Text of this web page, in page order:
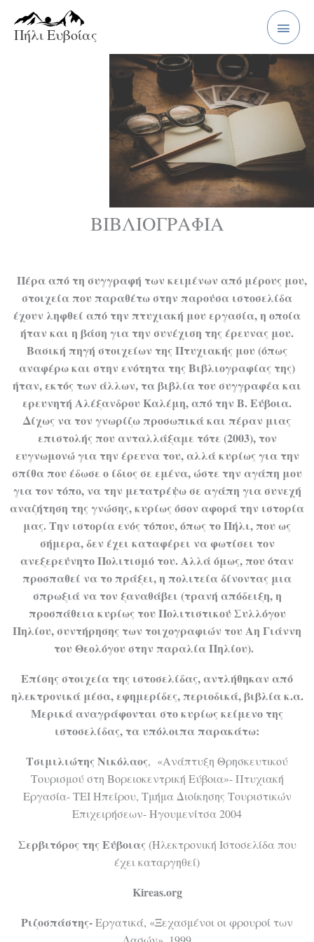
содержимому
Πήλι Ευβοίας
меню
ΒΙΒΛΙΟΓΡΑΦΙΑ
Πέρα από τη συγγραφή των κειμένων από μέρους μου,
στοιχεία που παραθέτω στην παρούσα ιστοσελίδα
έχουν ληφθεί από την πτυχιακή μου εργασία, η οποία
ήταν και η βάση για την συνέχιση της έρευνας μου.
Βασική πηγή στοιχείων της Πτυχιακής μου (όπως
αναφέρω και στην ενότητα της Βιβλιογραφίας της)
ήταν, εκτός των άλλων, τα βιβλία του συγγραφέα και
ερευνητή Αλέξανδρου Καλέμη, από την Β. Εύβοια.
Δίχως να τον γνωρίζω προσωπικά και πέραν μιας
επιστολής που ανταλλάξαμε τότε (2003), τον
ευγνωμονώ για την έρευνα του, αλλά κυρίως για την
σπίθα που έδωσε ο ίδιος σε εμένα, ώστε την αγάπη μου
για τον τόπο, να την μετατρέψω σε αγάπη για συνεχή
αναζήτηση της γνώσης, κυρίως όσον αφορά την ιστορία
μας. Την ιστορία ενός τόπου, όπως το Πήλι, που ως
σήμερα, δεν έχει καταφέρει να φωτίσει τον
ανεξερεύνητο Πολιτισμό του. Αλλά όμως, που όταν
προσπαθεί να το πράξει, η πολιτεία δίνοντας μια
σπρωξιά να τον ξαναθάβει (τρανή απόδειξη, η
προσπάθεια κυρίως του Πολιτιστικού Συλλόγου
Πηλίου, συντήρησης των τοιχογραφιών του Αη Γιάννη
του Θεολόγου στην παραλία Πηλίου).
Επίσης στοιχεία της ιστοσελίδας, αντλήθηκαν από
ηλεκτρονικά μέσα, εφημερίδες, περιοδικά, βιβλία κ.α.
Μερικά αναγράφονται στο κυρίως κείμενο της
ιστοσελίδας, τα υπόλοιπα παρακάτω:
Τσιμιλιώτης Νικόλαος, «Ανάπτυξη Θρησκευτικού
Τουρισμού στη Βορειοκεντρική Εύβοια»- Πτυχιακή
Εργασία- ΤΕΙ Ηπείρου, Τμήμα Διοίκησης Τουριστικών
Επιχειρήσεων- Ηγουμενίτσα 2004
Σερβιτόρος της Εύβοιας(Ηλεκτρονική Ιστοσελίδα που
έχει καταργηθεί)
Kireas.org
Ριζοσπάστης-Εργατικά, «Ξεχασμένοι οι φρουροί των